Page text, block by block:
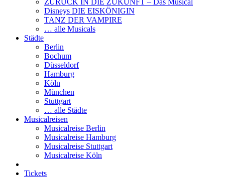
ZURÜCK IN DIE ZUKUNFT – Das Musical
Disneys DIE EISKÖNIGIN
TANZ DER VAMPIRE
… alle Musicals
Städte
Berlin
Bochum
Düsseldorf
Hamburg
Köln
München
Stuttgart
… alle Städte
Musicalreisen
Musicalreise Berlin
Musicalreise Hamburg
Musicalreise Stuttgart
Musicalreise Köln
Tickets